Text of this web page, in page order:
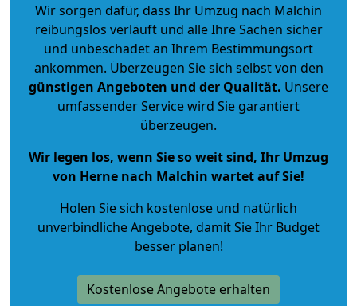
Wir sorgen dafür, dass Ihr Umzug nach Malchin
reibungslos verläuft und alle Ihre Sachen sicher
und unbeschadet an Ihrem Bestimmungsort
ankommen. Überzeugen Sie sich selbst von den
günstigen Angeboten und der Qualität. Unsere
umfassender Service wird Sie garantiert
überzeugen.
Wir legen los, wenn Sie so weit sind, Ihr Umzug
von Herne nach Malchin wartet auf Sie!
Holen Sie sich kostenlose und natürlich
unverbindliche Angebote, damit Sie Ihr Budget
besser planen!
Kostenlose Angebote erhalten